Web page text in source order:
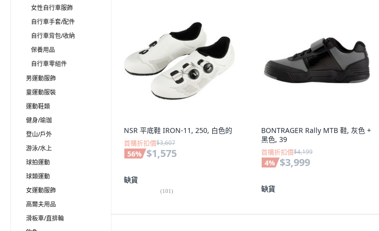
女性自行車服飾
自行車手套/配件
自行車背包/收納
保養用品
自行車零組件
男運動服飾
童運動服裝
運動鞋類
健身/瑜珈
登山/戶外
游泳/水上
球拍運動
球類運動
女運動服飾
高爾夫用品
滑板車/直排輪
NSR 平底鞋 IRON-11, 250, 白色的
首購折扣價$3,607
56% $1,575
缺貨
(101)
BONTRAGER Rally MTB 鞋, 灰色 +
黑色, 39
首購折扣價$4,199
4% $3,999
缺貨